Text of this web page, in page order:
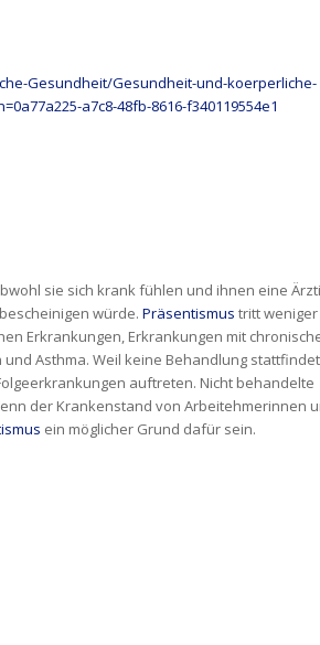
Gesundheit/Gesundheit-und-koerperliche-
a7c8-48fb-8616-f340119554e1
sie sich krank fühlen und ihnen eine
würde. Präsentismus tritt
Erkrankungen, Erkrankungen mit
Asthma. Weil keine Behandlung
auftreten. Nicht behandelte
der Krankenstand von Arbeitehmerinnen
ein möglicher Grund dafür sein.